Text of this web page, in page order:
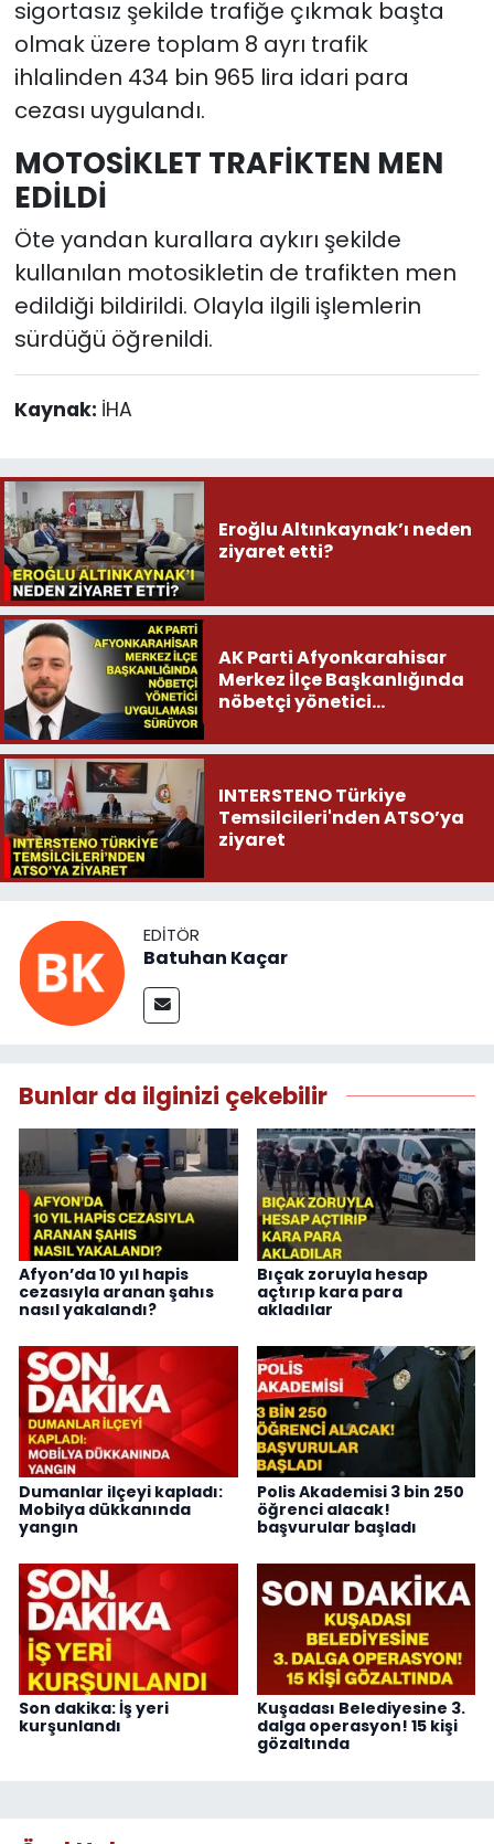
sigortasız şekilde trafiğe çıkmak başta
olmak üzere toplam 8 ayrı trafik
ihlalinden 434 bin 965 lira idari para
cezası uygulandı.
MOTOSİKLET TRAFİKTEN MEN
EDİLDİ
Öte yandan kurallara aykırı şekilde
kullanılan motosikletin de trafikten men
edildiği bildirildi. Olayla ilgili işlemlerin
sürdüğü öğrenildi.
Kaynak: İHA
Eroğlu Altınkaynak’ı neden
ziyaret etti?
AK Parti Afyonkarahisar
Merkez İlçe Başkanlığında
nöbetçi yönetici
INTERSTENO Türkiye
Temsilcileri'nden ATSO’ya
ziyaret
EDITÖR
Batuhan Kaçar
Bunlar da ilginizi çekebilir
Afyon’da 10 yıl hapis
cezasıyla aranan şahıs
nasıl yakalandı?
Bıçak zoruyla hesap
açtırıp kara para
akladılar
Dumanlar ilçeyi kapladı:
Mobilya dükkanında
yangın
Polis Akademisi 3 bin 250
öğrenci alacak!
başvurular başladı
Son dakika: İş yeri
kurşunlandı
Kuşadası Belediyesine 3.
dalga operasyon! 15 kişi
gözaltında